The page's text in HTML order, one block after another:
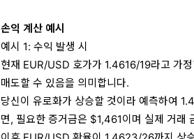
손익 계산 예시
예시 1: 수익 발생 시
현재 EUR/USD 호가가 1.4616/19라고 가
매도할 수 있음을 의미합니다.
당신이 유로화가 상승할 것이라 예측하여
면, 필요한 증거금은 $1,461이며 실제 거래